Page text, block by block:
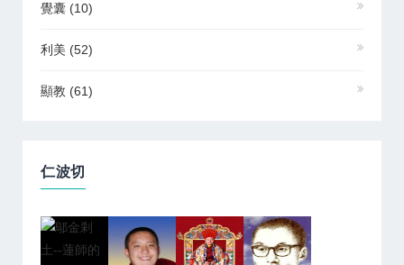
覺囊 (10)
利美 (52)
顯教 (61)
仁波切